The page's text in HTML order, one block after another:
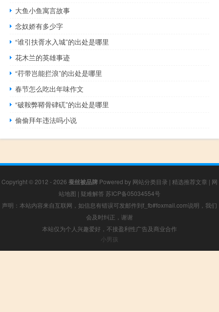
大鱼小鱼寓言故事
念奴娇有多少字
“谁引扶胥水入城”的出处是哪里
花木兰的英雄事迹
“荇带岂能拦浪”的出处是哪里
春节怎么吃出年味作文
“破鞍弊鞯骨硉矹”的出处是哪里
偷偷拜年违法吗小说
Copyright © 2012 - 2026 蚕丝被品牌 Powered by 网站分类目录 | 精选推荐文章 | 网
站地图 | 疑难解答 苏ICP备05034554号
声明：本站内容来自互联网，如信息有错误可发邮件到f_fb#foxmail.com说明，我们
会及时纠正，谢谢
本站仅为个人兴趣爱好，不接盈利性广告及商业合作
小男孩